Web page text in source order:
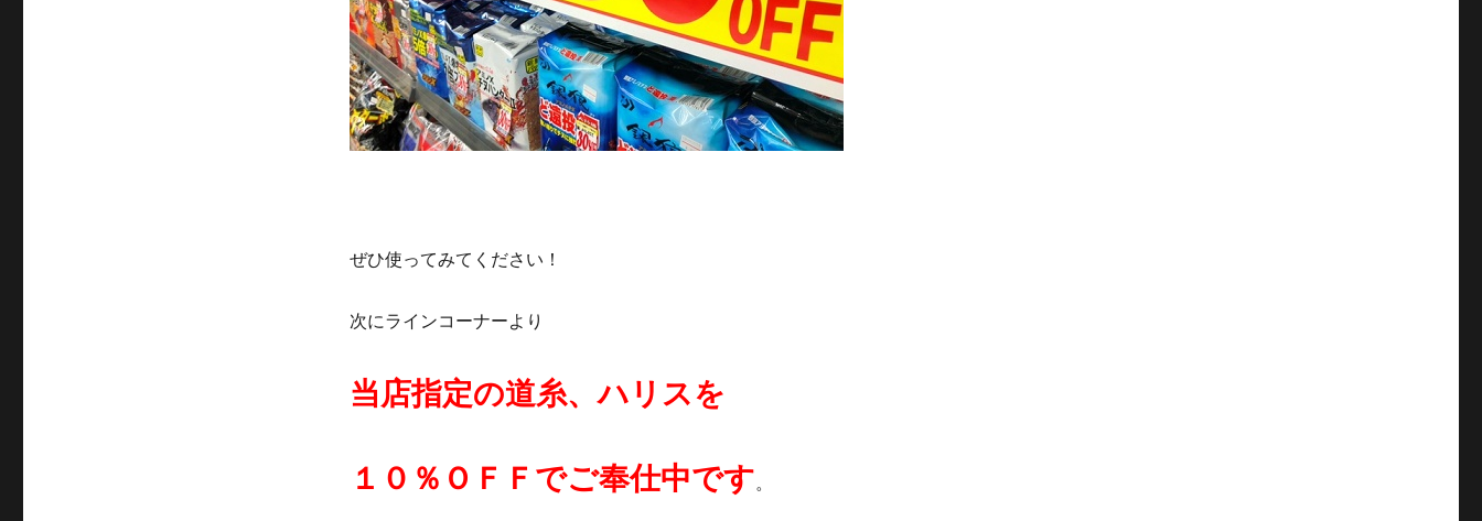
ぜひ使ってみてください！
次にラインコーナーより
当店指定の道糸、ハリスを
１０％ＯＦＦでご奉仕中です。